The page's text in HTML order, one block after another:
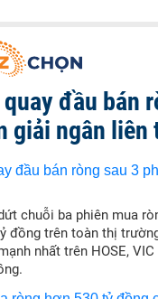
đầu bán
giải ngân liên
chuỗi ba phiên mua
đồng trên toàn thị
nhất trên HOSE,